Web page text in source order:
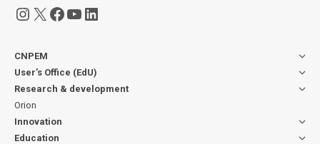
Instagram
X Facebook
YouTube
LinkedIn
CNPEM
User’s Office (EdU)
Research & development
Orion
Innovation
Education